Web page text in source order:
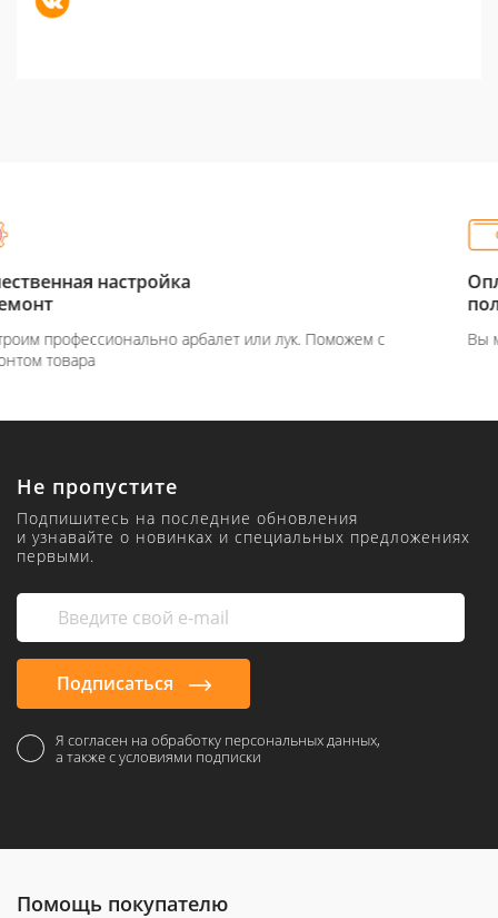
с
Оплата при
Вы можете оплатить товар на сайте или при
Не пропустите
Подпишитесь на последние обновления
и узнавайте о новинках и специальных предложениях
первыми.
Подписаться
Я согласен на обработку персональных данных,
а также с условиями подписки
Помощь покупателю